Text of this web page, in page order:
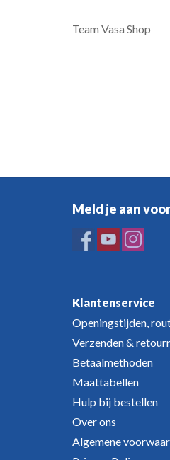
Team Vasa Shop
Meld je aan
Klantenservice
Openingstijden,
Verzenden &
Betaalmethoden
Maattabellen
Hulp bij bestellen
Over ons
Algemene